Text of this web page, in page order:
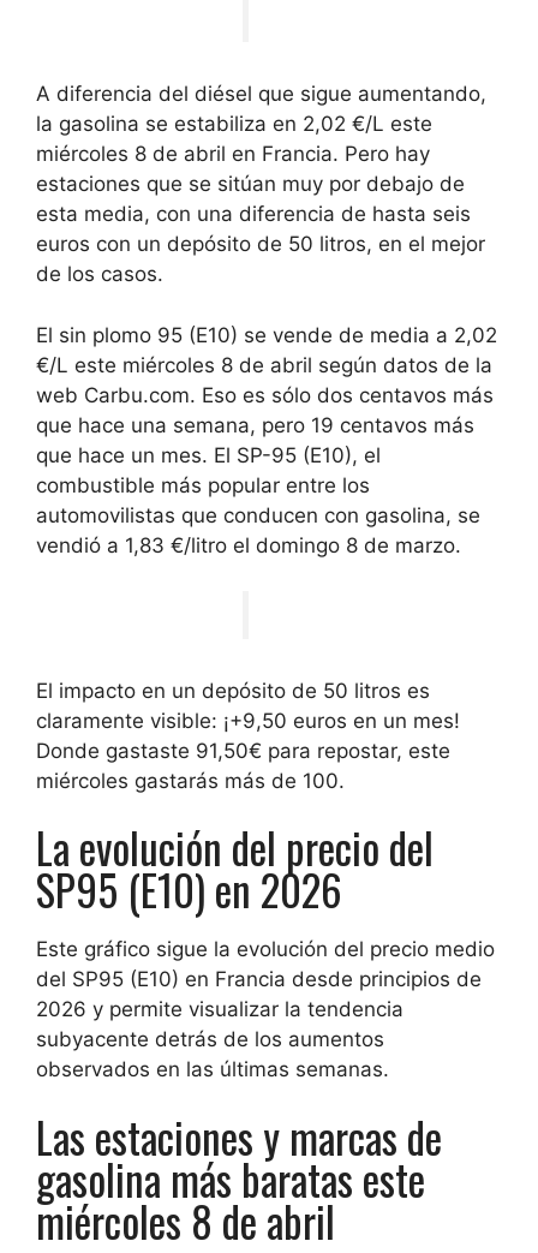
A diferencia del diésel que sigue aumentando,
la gasolina se estabiliza en 2,02 €/L este
miércoles 8 de abril en Francia. Pero hay
estaciones que se sitúan muy por debajo de
esta media, con una diferencia de hasta seis
euros con un depósito de 50 litros, en el mejor
de los casos.
El sin plomo 95 (E10) se vende de media a 2,02
€/L este miércoles 8 de abril según datos de la
web Carbu.com. Eso es sólo dos centavos más
que hace una semana, pero 19 centavos más
que hace un mes. El SP-95 (E10), el
combustible más popular entre los
automovilistas que conducen con gasolina, se
vendió a 1,83 €/litro el domingo 8 de marzo.
El impacto en un depósito de 50 litros es
claramente visible: ¡+9,50 euros en un mes!
Donde gastaste 91,50€ para repostar, este
miércoles gastarás más de 100.
La evolución del precio del
SP95 (E10) en 2026
Este gráfico sigue la evolución del precio medio
del SP95 (E10) en Francia desde principios de
2026 y permite visualizar la tendencia
subyacente detrás de los aumentos
observados en las últimas semanas.
Las estaciones y marcas de
gasolina más baratas este
miércoles 8 de abril